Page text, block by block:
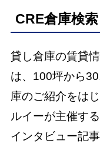
CRE倉庫検
貸し倉庫の賃貸
は、100坪から
庫のご紹介をは
ルイーが主催す
インタビュー記